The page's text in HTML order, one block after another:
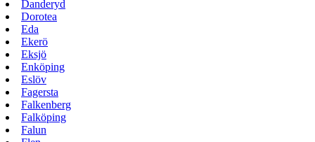
Danderyd
Dorotea
Eda
Ekerö
Eksjö
Enköping
Eslöv
Fagersta
Falkenberg
Falköping
Falun